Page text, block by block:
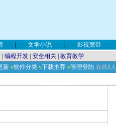
| 文学小说 |
影视宽带
编程开发 安全相关 教育教学
新 v软件分类 v下载推荐 v管理登陆 在线1人